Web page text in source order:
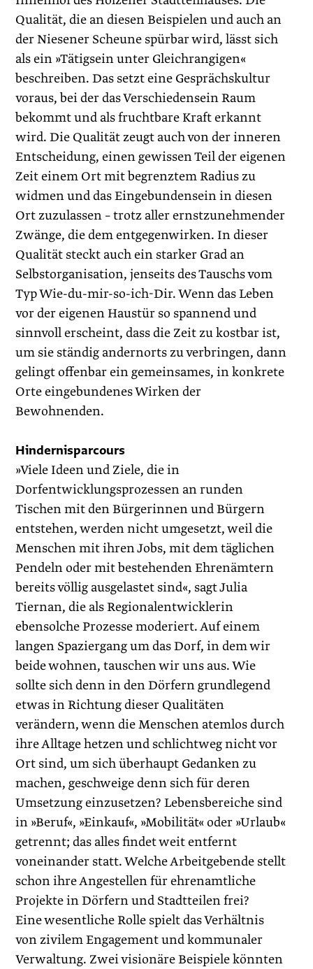
Qualität, die an diesen Beispielen und auch an
der Niesener Scheune spürbar wird, lässt sich
als ein »Tätigsein unter Gleichrangigen«
beschreiben. Das setzt eine Gesprächskultur
voraus, bei der das Verschiedensein Raum
bekommt und als fruchtbare Kraft erkannt
wird. Die Qualität zeugt auch von der inneren
Entscheidung, einen gewissen Teil der eigenen
Zeit einem Ort mit begrenztem Radius zu
widmen und das Eingebundensein in diesen
Ort zuzulassen – trotz aller ernstzunehmender
Zwänge, die dem entgegenwirken. In dieser
Qualität steckt auch ein starker Grad an
Selbstorganisation, jenseits des Tauschs vom
Typ Wie-du-mir-so-ich-Dir. Wenn das Leben
vor der eigenen Haustür so spannend und
sinnvoll erscheint, dass die Zeit zu kostbar ist,
um sie ständig andernorts zu verbringen, dann
gelingt offenbar ein gemeinsames, in konkrete
Orte eingebundenes Wirken der
Bewohnenden.
Hindernisparcours
»Viele Ideen und Ziele, die in
Dorfentwicklungsprozessen an runden
Tischen mit den Bürgerinnen und Bürgern
entstehen, werden nicht umgesetzt, weil die
Menschen mit ihren Jobs, mit dem täglichen
Pendeln oder mit bestehenden Ehrenämtern
bereits völlig ausgelastet sind«, sagt Julia
Tiernan, die als Regional­entwicklerin
ebensolche Prozesse moderiert. Auf einem
langen Spaziergang um das Dorf, in dem wir
beide wohnen, tauschen wir uns aus. Wie
sollte sich denn in den Dörfern grundlegend
etwas in Richtung dieser Qualitäten
verändern, wenn die Menschen atemlos durch
ihre Alltage hetzen und schlichtweg nicht vor
Ort sind, um sich überhaupt Gedanken zu
machen, geschweige denn sich für deren
Umsetzung einzusetzen? Lebens­bereiche sind
in ­»Beruf«, »Einkauf«, »Mobilität« oder »Urlaub«
getrennt; das alles findet weit entfernt
voneinander statt. Welche Arbeit­gebende stellt
schon ihre Angestellen für ehrenamtliche
Projekte in ­Dörfern und Stadtteilen frei?
Eine wesentliche Rolle spielt das Verhältnis
von zivilem Engagement und kommunaler
Verwaltung. Zwei visionäre Beispiele könnten